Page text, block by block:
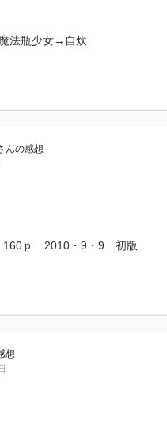
人を馬鹿にする人もいる
その時がやって来るのを
でしまおうと思っている
の情報も、少し出てき
人公の弟とメイド忍者の
だまだ盛り上がるであろ
法瓶少女→自炊
んの感想
160ｐ 2010・9・9 初版
想